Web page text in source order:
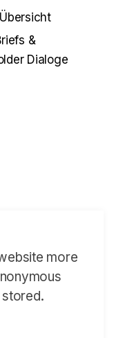
&
Dialoge
more